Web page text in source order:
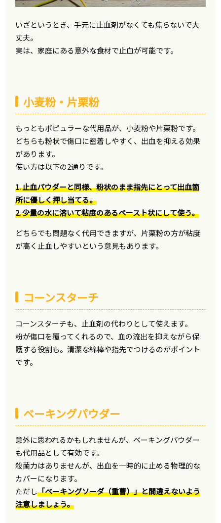
いざというとき、手元に止血剤がなくても焦らないで大
丈夫。
実は、家庭にある意外な食材で止血が可能です。
小麦粉・片栗粉
もっともポピュラーな代用品が、小麦粉や片栗粉です。
どちらも粉状で傷口に密着しやすく、出血を抑える効果
があります。
使い方は以下の2通りです。
1. 止血パウダーと同様、粉状のまま指先にとって出血箇
所に優しく押し当てる。
2. 少量の水に溶いて粘度のあるペースト状にして使う。
どちらでも問題なく代用できますが、片栗粉の方が粘度
が高く止血しやすいという意見もあります。
コーンスターチ
コーンスターチも、止血剤の代わりとして使えます。
粉が傷口を覆ってくれるので、血の流出を抑えながら保
護する役割も。清潔な綿棒や指先でつけるのがポイント
です。
ベーキングパウダー
意外に思われるかもしれませんが、ベーキングパウダー
も代用品として有効です。
殺菌力はありませんが、出血を一時的に止める物理的な
カバーになります。
ただし「ベーキングソーダ（重曹）」と間違えないよう
注意しましょう。